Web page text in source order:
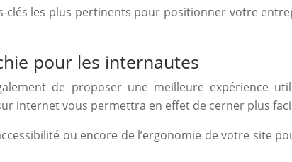
clés les plus pertinents pour positionner votre
pour les internautes
de proposer une meilleure expérience
internet vous permettra en effet de cerner plus
ou encore de l’ergonomie de votre site